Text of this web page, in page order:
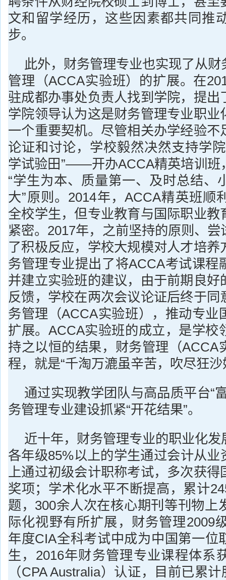
文和留学经历，这些因素都共同推
步。
此外，财务管理专业也实现了从
管理（ACCA实验班）的扩展。在
驻成都办事处负责人找到学院，提出
学院领导认为这是财务管理专业职业
一个重要契机。尽管相关办学经验不
论证和讨论，学校毅然决然支持学
学试验田”——开办ACCA精英培训班
“学生为本、质量第一、及时总结、
大”原则。2014年，ACCA精英班顺
全校学生，但专业教育与国际职业教
紧密。2017年，之前坚持的原则、
了积极反应，学校大规模对人才培养
务管理专业提出了将ACCA考试课程
并建立实验班的建议，由于前期良好
反馈，学校在两次会议论证后终于同
务管理（ACCA实验班），推动专业
扩展。ACCA实验班的成立，是学校
持之以恒的结果，财务管理（ACCA
程，就是“千淘万漉虽辛苦，吹尽狂
通过实现教学团队与高品质平台“
务管理专业建设抓紧“开花结果”。
近十年，财务管理专业的职业化
各年级85%以上的学生通过会计从业
上通过初级会计职称考试，多次获得
奖项；学术化水平不断提高，累计
题，300余人次在核心期刊等刊物上
际化视野有所扩展，财务管理2009
年度CIA全科考试中成为中国第一位
生，2016年财务管理专业课程体系
（CPA Australia）认证，目前已累